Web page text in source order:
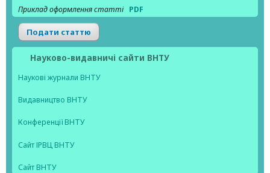
Приклад оформлення статті PDF
Подати статтю
Науково-видавничі сайти ВНТУ
Наукові журнали ВНТУ
Видавництво ВНТУ
Конференції ВНТУ
Сайт ІРВЦ ВНТУ
Сайт ВНТУ